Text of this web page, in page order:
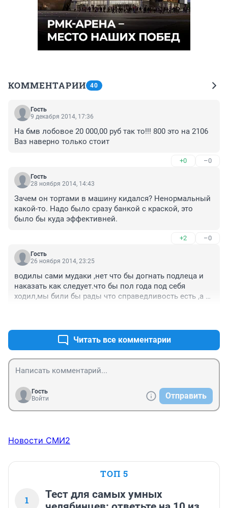
КОММЕНТАРИИ 40
Гость
9 декабря 2014, 17:36
На бмв лобовое 20 000,00 руб так то!!! 800 это на 2106
Ваз наверно только стоит
+0 –0
Гость
28 ноября 2014, 14:43
Зачем он тортами в машину кидался? Ненормальный
какой-то. Надо было сразу банкой с краской, это
было бы куда эффективней.
+2 –0
Гость
26 ноября 2014, 23:25
водилы сами мудаки ,нет что бы догнать подлеца и
наказать как следует.что бы пол года под себя
ходил,мы били бы рады что справедливость есть ,а
Читать все комментарии
Гость
Войти
Отправить
Новости СМИ2
ТОП 5
1
Тест для самых умных